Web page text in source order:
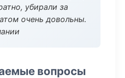
убирали за
очень довольны.
вопросы